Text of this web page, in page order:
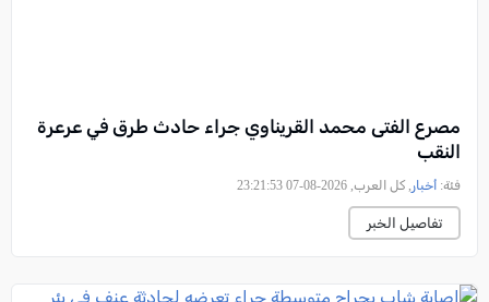
مصرع الفتى محمد القريناوي جراء حادث طرق في عرعرة
النقب
فئة: أخبار , كل العرب, 2026-08-07 23:21:53
تفاصيل الخبر